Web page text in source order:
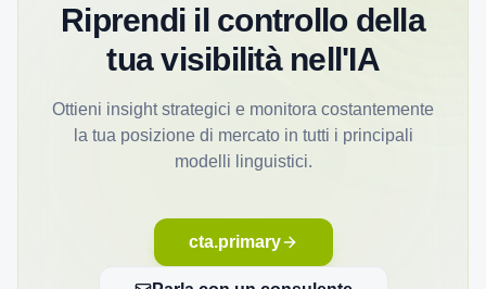
Riprendi il controllo della
tua visibilità nell'IA
Ottieni insight strategici e monitora costantemente
la tua posizione di mercato in tutti i principali
modelli linguistici.
cta.primary